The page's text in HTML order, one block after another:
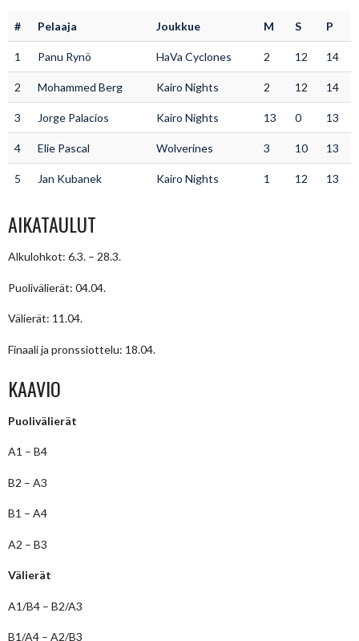
# Pelaaja Joukkue M S P
1 Panu Rynö HaVa Cyclones 2 12 14
2 Mohammed Berg Kairo Nights 2 12 14
3 Jorge Palacios Kairo Nights 13 0 13
4 Elie Pascal Wolverines 3 10 13
5 Jan Kubanek Kairo Nights 1 12 13
AIKATAULUT
Alkulohkot: 6.3. – 28.3.
Puolivälierät: 04.04.
Välierät: 11.04.
Finaali ja pronssiottelu: 18.04.
KAAVIO
Puolivälierät
A1 – B4
B2 – A3
B1 – A4
A2 – B3
Välierät
A1/B4 – B2/A3
B1/A4 – A2/B3